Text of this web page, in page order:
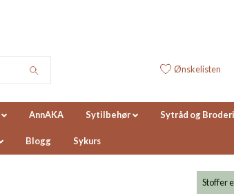
Ønskelisten
AnnAKA Sytilbehør Sytråd og
Blogg Sykurs
Stoffer